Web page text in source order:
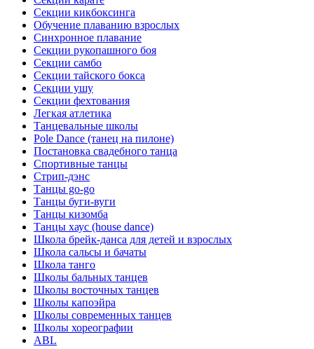
Секции кикбоксинга
Обучение плаванию взрослых
Синхронное плавание
Секции рукопашного боя
Секции самбо
Секции тайского бокса
Секции ушу
Секции фехтования
Легкая атлетика
Танцевальные школы
Pole Dance (танец на пилоне)
Постановка свадебного танца
Спортивные танцы
Стрип-дэнс
Танцы go-go
Танцы буги-вуги
Танцы кизомба
Танцы хаус (house dance)
Школа брейк-данса для детей и взрослых
Школа сальсы и бачаты
Школа танго
Школы бальных танцев
Школы восточных танцев
Школы капоэйра
Школы современных танцев
Школы хореографии
ABL